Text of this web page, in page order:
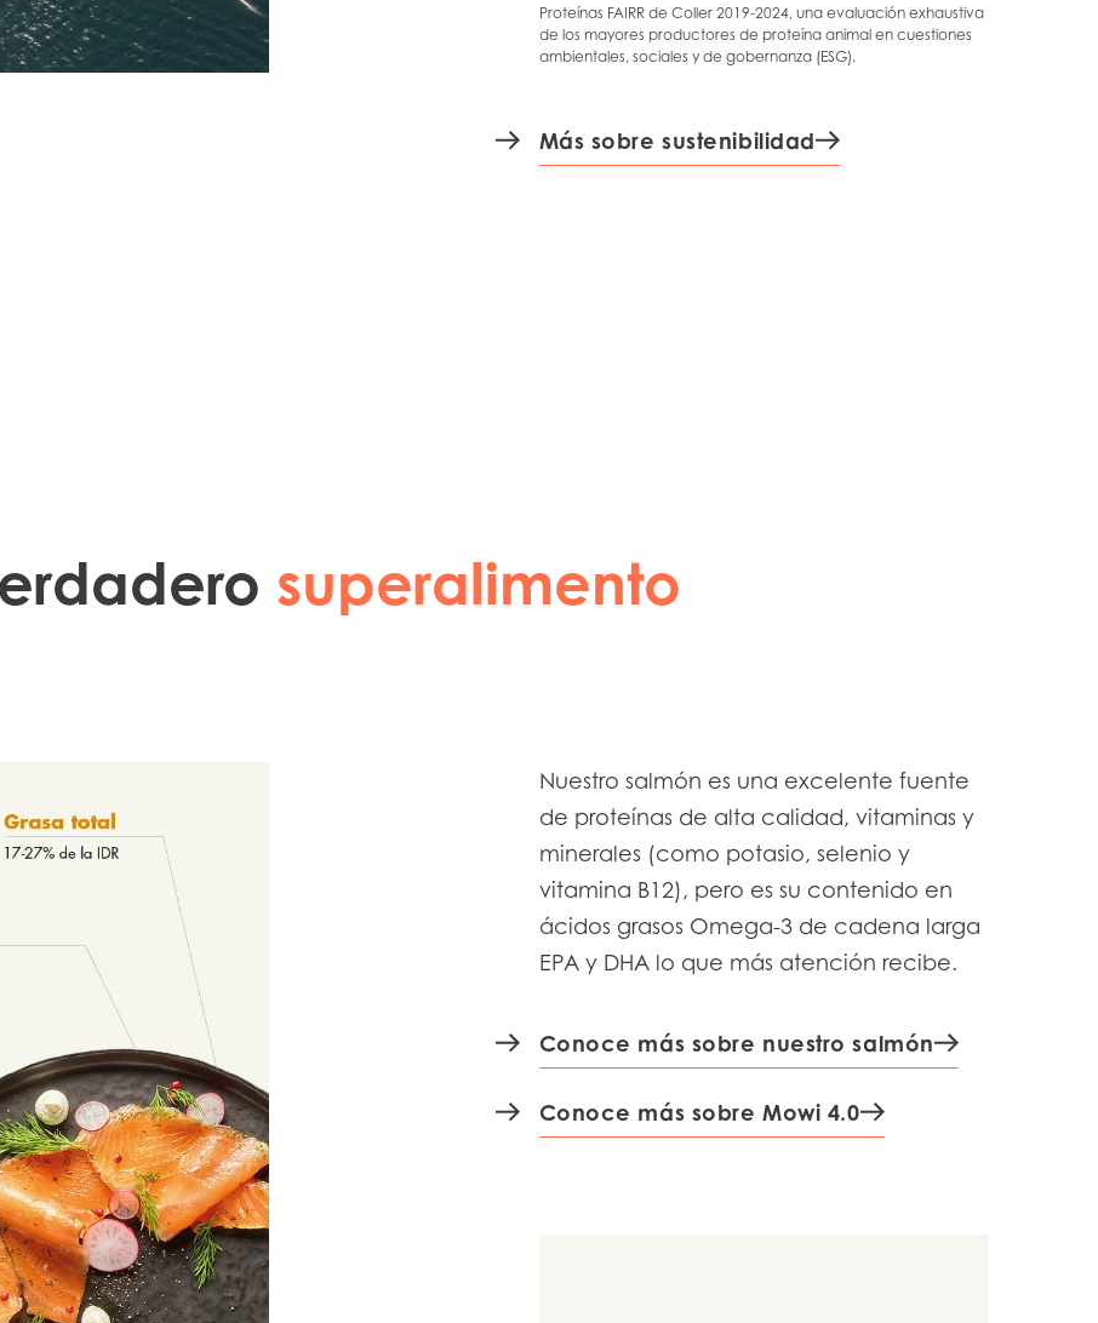
Mowi Korea
Mowi Taiwan
Mowi France
Mowi Germany
Mowi Ireland
Mowi Italy
Mowi Netherlands
Mowi Norway
Continúe en
Proteínas FAIRR de Coller 2019-2024, una evaluación exhaustiva
de los mayores productores de proteína animal en cuestiones
ambientales, sociales y de gobernanza (ESG).
Más sobre sustenibilidad
superalimento
Nuestro salmón es una excelente fuente
de proteínas de alta calidad, vitaminas y
minerales (como potasio, selenio y
vitamina B12), pero es su contenido en
ácidos grasos Omega-3 de cadena larga
EPA y DHA lo que más atención recibe.
Conoce más sobre nuestro salmón
Conoce más sobre Mowi 4.0